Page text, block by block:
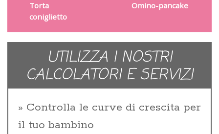
Torta
coniglietto
Omino-pancake
UTILIZZA I NOSTRI
CALCOLATORI E SERVIZI
Controlla le curve di crescita per
il tuo bambino